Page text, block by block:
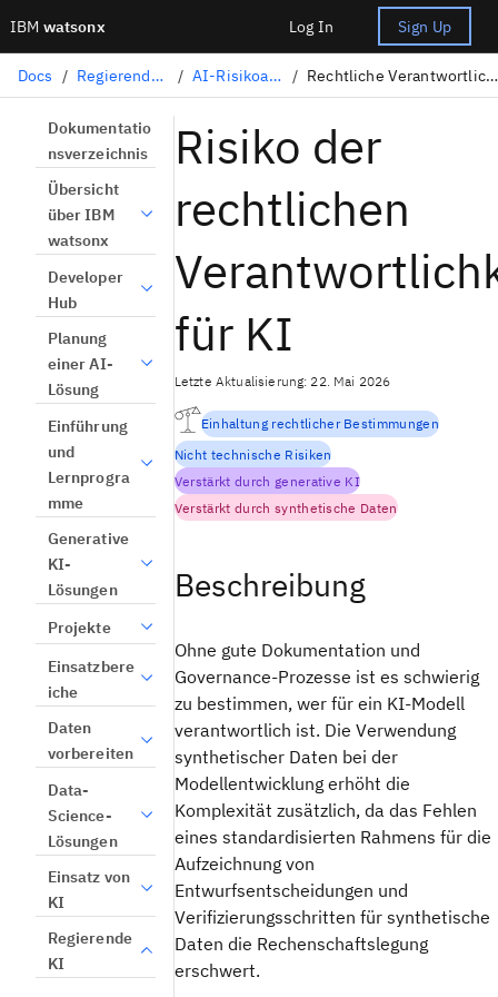
IBM watsonx Log In Sign Up
Docs / Regierende KI / AI-Risikoatlas / Rechtliche Verantwortlichkeit
Dokumentatio
nsverzeichnis
Übersicht
über IBM
watsonx
Developer
Hub
Planung
einer AI-
Lösung
Einführung
und
Lernprogra
mme
Generative
KI-
Lösungen
Projekte
Einsatzbere
iche
Daten
vorbereiten
Data-
Science-
Lösungen
Einsatz von
KI
Regierende
KI
Risiko der
rechtlichen
für KI
Letzte Aktualisierung: 22. Mai 2026
Einhaltung rechtlicher Bestimmungen
Nicht technische Risiken
Verstärkt durch generative KI
Verstärkt durch synthetische Daten
Beschreibung
Ohne gute Dokumentation und
Governance-Prozesse ist es schwierig
zu bestimmen, wer für ein KI-Modell
verantwortlich ist. Die Verwendung
synthetischer Daten bei der
Modellentwicklung erhöht die
Komplexität zusätzlich, da das Fehlen
eines standardisierten Rahmens für die
Aufzeichnung von
Entwurfsentscheidungen und
Verifizierungsschritten für synthetische
Daten die Rechenschaftslegung
erschwert.